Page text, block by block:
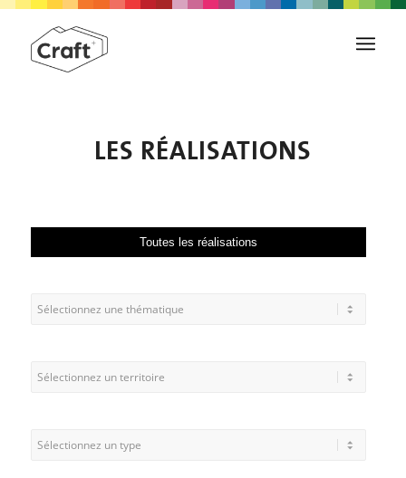
LES RÉALISATIONS
Toutes les réalisations